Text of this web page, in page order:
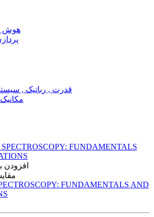
هوش
قدرت , رباتیک ,
افزودن
FUNDAMENTALS AND